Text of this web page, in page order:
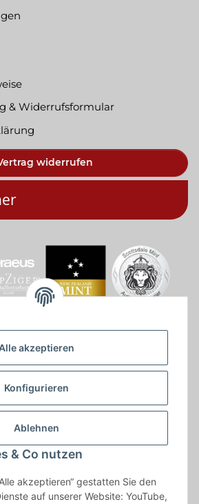
akzeptieren
Konfigurieren
Ablehnen
& Co nutzen
akzeptieren“ gestatten Sie den
auf unserer Website: YouTube,
& Widerrufsformular
widerrufen
ab Zahlungseingang und innerhalb
vorbehalten. Angaben zur